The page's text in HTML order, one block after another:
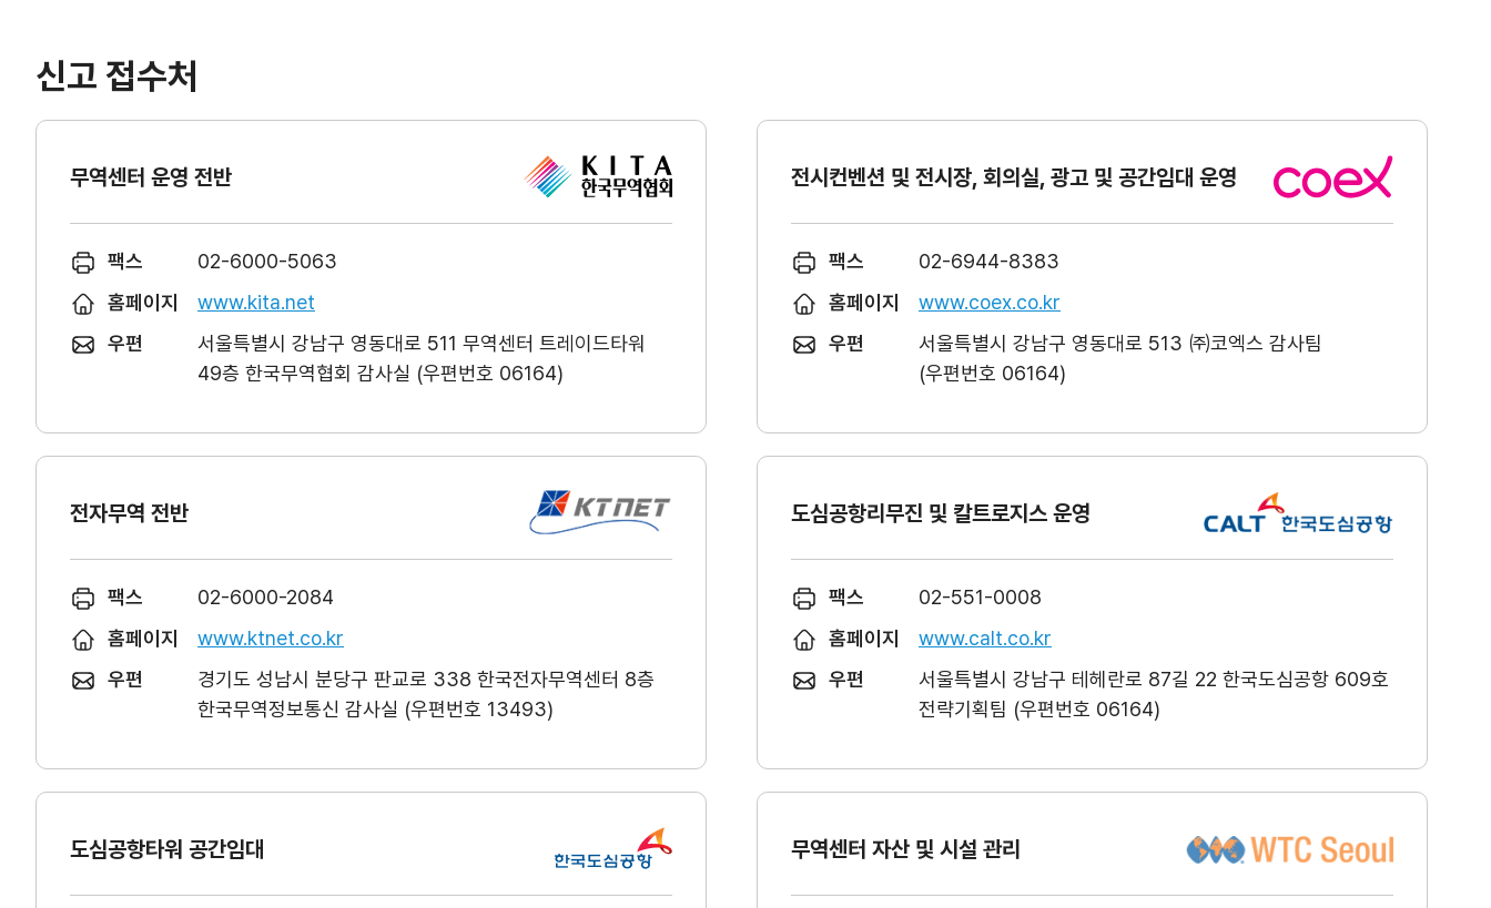
신고 접수처
무역센터 운영 전반
팩스
02-6000-5063
홈페이지
www.kita.net
우편
서울특별시 강남구 영동대로 511 무역센터 트레이드타워
49층 한국무역협회 감사실 (우편번호 06164)
전시컨벤션 및 전시장, 회의실, 광고 및 공간임대 운영
팩스
02-6944-8383
홈페이지
www.coex.co.kr
우편
서울특별시 강남구 영동대로 513 ㈜코엑스 감사팀
(우편번호 06164)
전자무역 전반
팩스
02-6000-2084
홈페이지
www.ktnet.co.kr
우편
경기도 성남시 분당구 판교로 338 한국전자무역센터 8층
한국무역정보통신 감사실 (우편번호 13493)
도심공항리무진 및 칼트로지스 운영
팩스
02-551-0008
홈페이지
www.calt.co.kr
우편
서울특별시 강남구 테헤란로 87길 22 한국도심공항 609호
전략기획팀 (우편번호 06164)
도심공항타워 공간임대 무역센터 자산 및 시설 관리